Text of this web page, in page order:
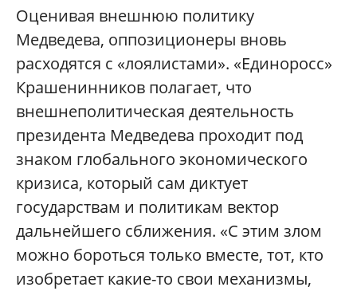
Оценивая внешнюю политику
Медведева, оппозиционеры вновь
расходятся с «лоялистами». «Единоросс»
Крашенинников полагает, что
внешнеполитическая деятельность
президента Медведева проходит под
знаком глобального экономического
кризиса, который сам диктует
государствам и политикам вектор
дальнейшего сближения. «С этим злом
можно бороться только вместе, тот, кто
изобретает какие-то свои механизмы,